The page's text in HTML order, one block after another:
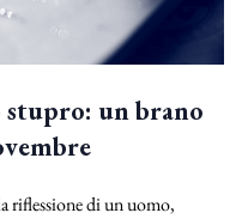
un brano
riflessione di un uomo,